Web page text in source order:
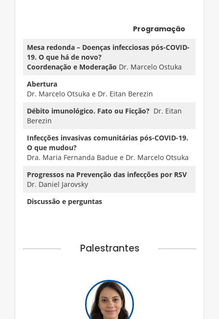
Programação
Mesa redonda – Doenças infecciosas pós-COVID-
19. O que há de novo?
Coordenação e Moderação Dr. Marcelo Ostuka
Abertura
Dr. Marcelo Otsuka e Dr. Eitan Berezin
Débito imunológico. Fato ou Ficção? Dr. Eitan
Berezin
Infecções invasivas comunitárias pós-COVID-19.
O que mudou?
Dra. Maria Fernanda Badue e Dr. Marcelo Otsuka
Progressos na Prevenção das infecções por RSV
Dr. Daniel Jarovsky
Discussão e perguntas
Palestrantes